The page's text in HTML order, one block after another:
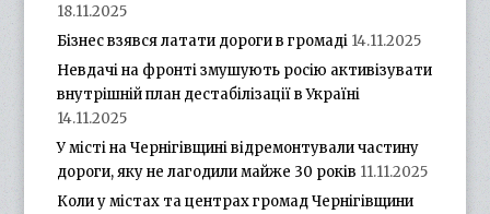
18.11.2025
Бізнес взявся латати дороги в громаді 14.11.2025
Невдачі на фронті змушують росію активізувати
внутрішній план дестабілізації в Україні
14.11.2025
У місті на Чернігівщині відремонтували частину
дороги, яку не лагодили майже 30 років 11.11.2025
Коли у містах та центрах громад Чернігівщини